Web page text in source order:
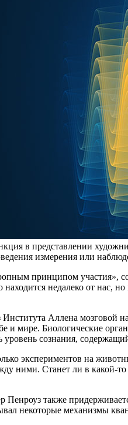
в представлении
измерения или
принципом участия»,
находится недалеко от нас,
Аллена мозговой
и мире. Биологические
сознания,
экспериментов на
ними. Станет ли в какой-
также
некоторые механизмы